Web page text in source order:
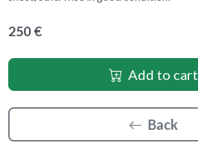
250 €
Add to cart
Back